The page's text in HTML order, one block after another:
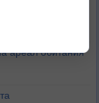
ареал обитания